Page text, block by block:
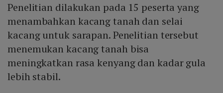
Penelitian dilakukan pada 15 peserta yang
menambahkan kacang tanah dan selai
kacang untuk sarapan. Penelitian tersebut
menemukan kacang tanah bisa
meningkatkan rasa kenyang dan kadar gula
lebih stabil.